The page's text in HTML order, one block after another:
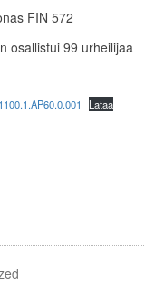
FIN 572
osallistui 99 urheilijaa
Lataa